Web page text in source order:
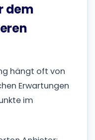
dem
hängt oft von
Erwartungen
im